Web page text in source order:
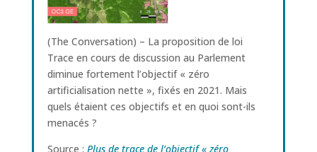
(The Conversation) – La proposition de loi
Trace en cours de discussion au Parlement
diminue fortement l’objectif « zéro
artificialisation nette », fixés en 2021. Mais
quels étaient ces objectifs et en quoi sont-ils
menacés ?
Source : Plus de trace de l’objectif « zéro